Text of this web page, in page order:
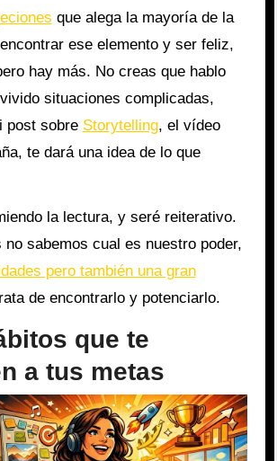
que alega la mayoría de la
ese elemento y ser feliz,
hay más. No creas que hablo
situaciones complicadas,
post sobre Storytelling, el vídeo
te dará una idea de lo que
la lectura, y seré reiterativo.
no sabemos cual es nuestro poder,
pero también una gran
de encontrarlo y potenciarlo.
que te
a tus metas